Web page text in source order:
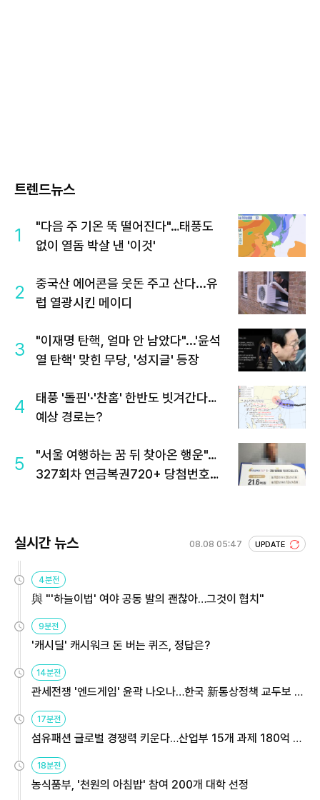
트렌드뉴스
1
"다음 주 기온 뚝 떨어진다"…태풍도
없이 열돔 박살 낸 '이것'
2
중국산 에어콘을 웃돈 주고 산다...유
럽 열광시킨 메이디
3
"이재명 탄핵, 얼마 안 남았다"...'윤석
열 탄핵' 맞힌 무당, '성지글' 등장
4
태풍 '돌핀'·'찬홈' 한반도 빗겨간다…
예상 경로는?
5
"서울 여행하는 꿈 뒤 찾아온 행운"…
327회차 연금복권720+ 당첨번호조
실시간 뉴스 08.08 05:47 UPDATE
4분전
與 "'하늘이법' 여야 공동 발의 괜찮아…그것이 협치"
9분전
'캐시딜' 캐시워크 돈 버는 퀴즈, 정답은?
14분전
관세전쟁 '엔드게임' 윤곽 나오나…한국 新통상정책 교두보 활
17분전
섬유패션 글로벌 경쟁력 키운다…산업부 15개 과제 180억 지
18분전
농식품부, '천원의 아침밥' 참여 200개 대학 선정